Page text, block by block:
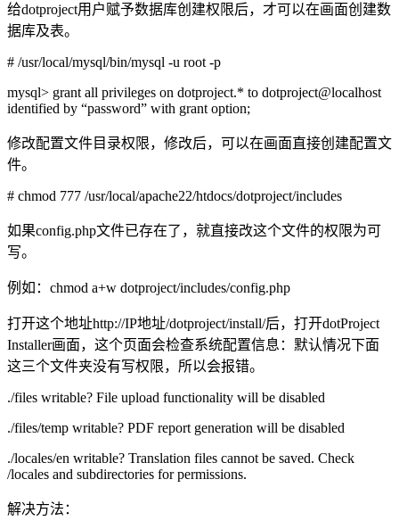
给dotproject用户赋予数据库创建权限后，才可以在画面创建数
据库及表。
# /usr/local/mysql/bin/mysql -u root -p
mysql> grant all privileges on dotproject.* to dotproject@localhost
identified by “password” with grant option;
修改配置文件目录权限，修改后，可以在画面直接创建配置文
件。
# chmod 777 /usr/local/apache22/htdocs/dotproject/includes
如果config.php文件已存在了，就直接改这个文件的权限为可
写。
例如：chmod a+w dotproject/includes/config.php
打开这个地址http://IP地址/dotproject/install/后，打开dotProject
Installer画面，这个页面会检查系统配置信息：默认情况下面
这三个文件夹没有写权限，所以会报错。
./files writable? File upload functionality will be disabled
./files/temp writable? PDF report generation will be disabled
./locales/en writable? Translation files cannot be saved. Check
/locales and subdirectories for permissions.
解决方法：